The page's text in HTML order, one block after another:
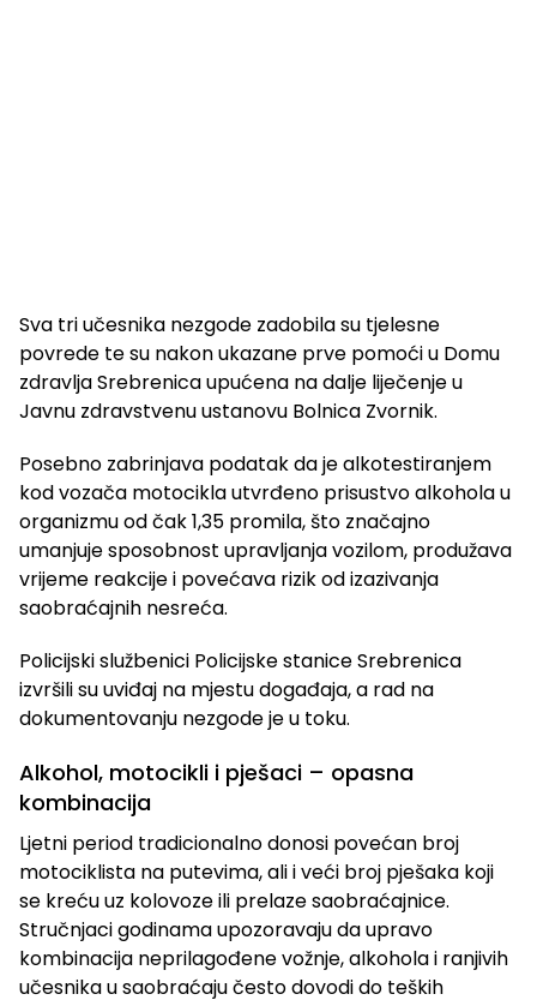
Sva tri učesnika nezgode zadobila su tjelesne
povrede te su nakon ukazane prve pomoći u Domu
zdravlja Srebrenica upućena na dalje liječenje u
Javnu zdravstvenu ustanovu Bolnica Zvornik.
Posebno zabrinjava podatak da je alkotestiranjem
kod vozača motocikla utvrđeno prisustvo alkohola u
organizmu od čak 1,35 promila, što značajno
umanjuje sposobnost upravljanja vozilom, produžava
vrijeme reakcije i povećava rizik od izazivanja
saobraćajnih nesreća.
Policijski službenici Policijske stanice Srebrenica
izvršili su uviđaj na mjestu događaja, a rad na
dokumentovanju nezgode je u toku.
Alkohol, motocikli i pješaci – opasna
kombinacija
Ljetni period tradicionalno donosi povećan broj
motociklista na putevima, ali i veći broj pješaka koji
se kreću uz kolovoze ili prelaze saobraćajnice.
Stručnjaci godinama upozoravaju da upravo
kombinacija neprilagođene vožnje, alkohola i ranjivih
učesnika u saobraćaju često dovodi do teških